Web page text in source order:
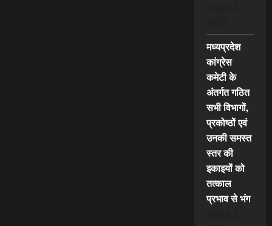
मध्यप्रदेश
कांग्रेस
कमेटी के
अंतर्गत गठित
सभी विभागों,
प्रकोष्ठों एवं
उनकी समस्त
स्तर की
इकाइयों को
तत्काल
प्रभाव से भंग